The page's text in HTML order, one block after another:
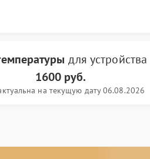
для устройства
1600 руб.
на текущую дату 06.08.2026